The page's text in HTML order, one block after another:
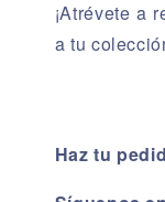
¡Atrévete a
a tu
Haz tu